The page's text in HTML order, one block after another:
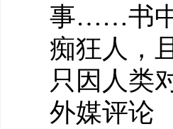
事……书中
痴狂人，
只因人类
外媒评论